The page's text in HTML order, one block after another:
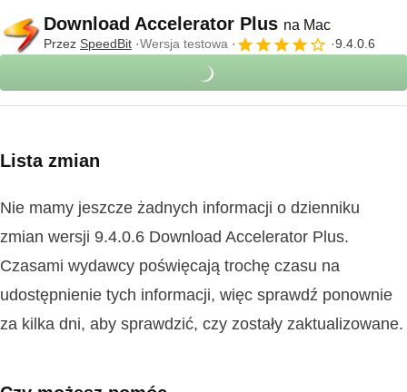
Download Accelerator Plus na Mac
Przez SpeedBit Wersja testowa 9.4.0.6
Lista zmian
Nie mamy jeszcze żadnych informacji o dzienniku
zmian wersji 9.4.0.6 Download Accelerator Plus.
Czasami wydawcy poświęcają trochę czasu na
udostępnienie tych informacji, więc sprawdź ponownie
za kilka dni, aby sprawdzić, czy zostały zaktualizowane.